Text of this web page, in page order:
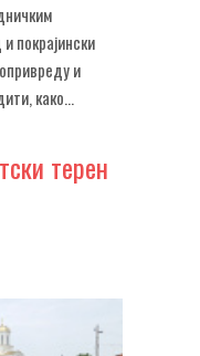
покрајински
и
како...
терен